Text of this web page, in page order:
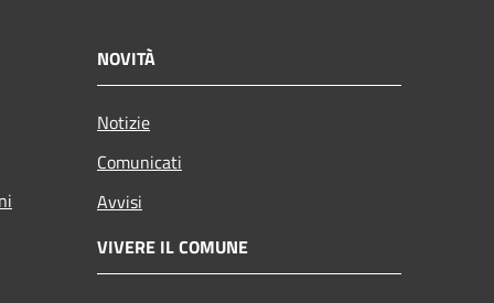
NOVITÀ
Notizie
Comunicati
Avvisi
VIVERE IL COMUNE